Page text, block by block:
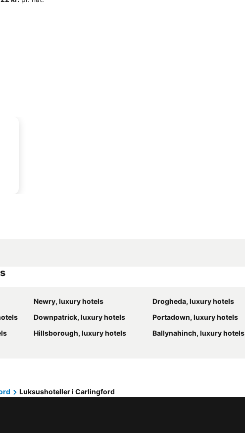
Newry, luxury hotels
Drogheda, luxury hotels
Downpatrick, luxury hotels
Portadown, luxury hotels
Hillsborough, luxury hotels
Ballynahinch, luxury hotels
Luksushoteller i Carlingford